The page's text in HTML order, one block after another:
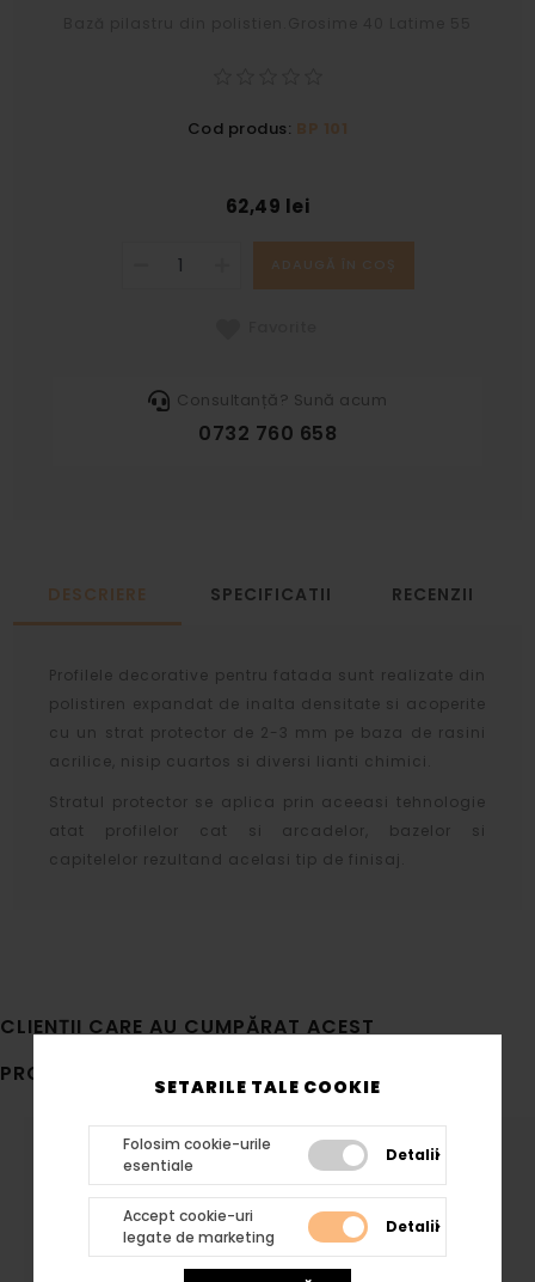
SETARILE TALE COOKIE
Folosim cookie-urile
esentiale
Detalii
Accept cookie-uri
legate de marketing
Detalii
Cod produs: BP 101
62,49 lei
ADAUGĂ ÎN COȘ
Consultanță? Sună acum
0732 760 658
DESCRIERE SPECIFICATII RECENZII
Profilele decorative pentru fatada sunt realizate din
polistiren expandat de inalta densitate si acoperite
cu un strat protector de 2-3 mm pe baza de rasini
acrilice, nisip cuartos si diversi lianti chimici.
Stratul protector se aplica prin aceeasi tehnologie
atat profilelor cat si arcadelor, bazelor si
capitelelor rezultand acelasi tip de finisaj.
CLIENȚII CARE AU CUMPĂRAT ACEST
PRODUS, AU MAI CUMPĂRAT